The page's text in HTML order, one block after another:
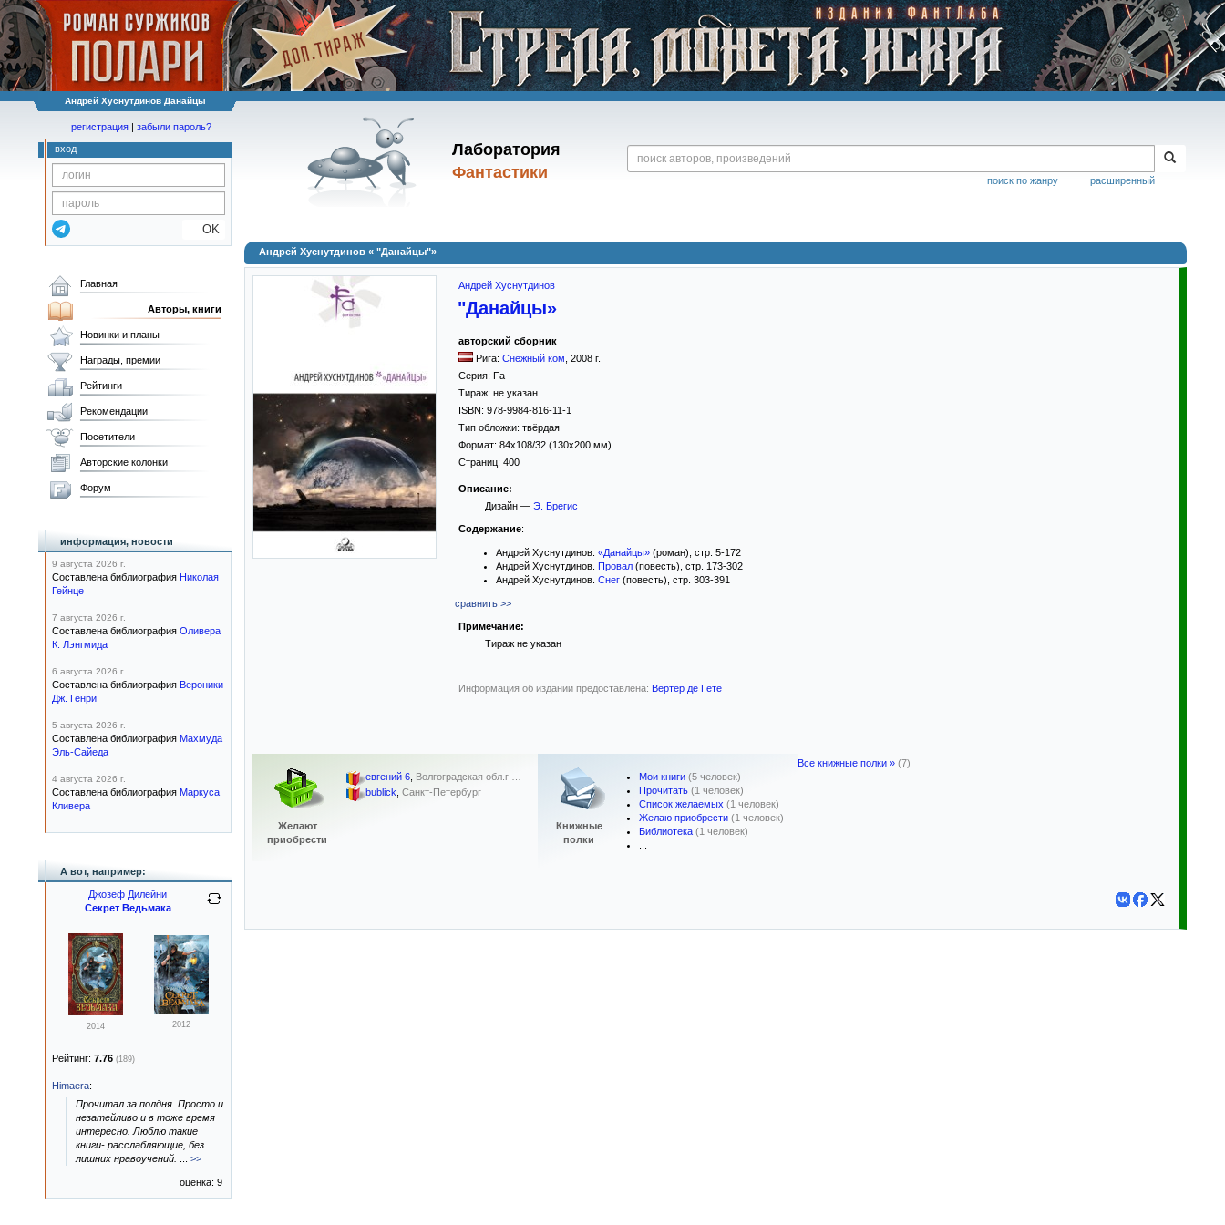
Андрей Хуснутдинов Данайцы
Лаборатория
Фантастики
расширенный
поиск по жанру
регистрация | забыли пароль?
вход
OK
Андрей Хуснутдинов « "Данайцы"»
Андрей Хуснутдинов
"Данайцы»
авторский сборник
Рига: Снежный ком 2008 г.
Серия: Fa
Тираж: не указан
ISBN: 978-9984-816-11-1
Тип обложки: твёрдая
Формат: 84x108/32 (130x200 мм)
Страниц: 400
Описание:
Дизайн — Э. Брегис
Содержание:
Андрей Хуснутдинов. «Данайцы» (роман), стр. 5-172
Андрей Хуснутдинов. Провал (повесть), стр. 173-302
Андрей Хуснутдинов. Снег (повесть), стр. 303-391
сравнить >>
Примечание:
Тираж не указан
Информация об издании предоставлена: Вертер де Гёте
Желают
приобрести
евгений 6, Волгоградская обл.г …
bublick, Санкт-Петербург
Книжные
полки
Мои книги (5 человек)
Прочитать (1 человек)
Список желаемых (1 человек)
Желаю приобрести (1 человек)
Библиотека (1 человек)
Все книжные полки » (7)
Главная
Авторы, книги
Новинки и планы
Награды, премии
Рейтинги
Рекомендации
Посетители
Авторские колонки
Форум
информация, новости
9 августа 2026 г.
Составлена библиография Николая
Гейнце
7 августа 2026 г.
Составлена библиография Оливера
К. Лэнгмида
6 августа 2026 г.
Составлена библиография Вероники
Дж. Генри
5 августа 2026 г.
Составлена библиография Махмуда
Эль-Сайеда
4 августа 2026 г.
Составлена библиография Маркуса
Кливера
А вот, например:
Джозеф Дилейни
Секрет Ведьмака
2014 2012
Рейтинг: 7.76 (189)
Himaera:
Прочитал за полдня. Просто и
незатейливо и в тоже время
интересно. Люблю такие
книги- расслабляющие, без
лишних нравоучений.
>>
оценка: 9